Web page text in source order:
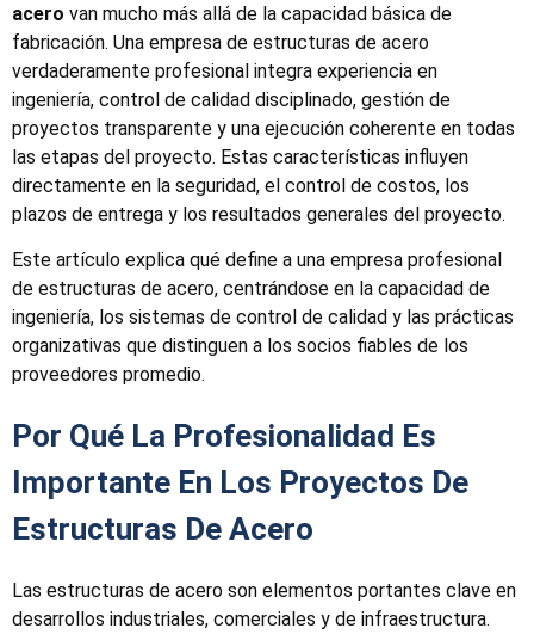
acero van mucho más allá de la capacidad básica de
fabricación. Una empresa de estructuras de acero
verdaderamente profesional integra experiencia en
ingeniería, control de calidad disciplinado, gestión de
proyectos transparente y una ejecución coherente en todas
las etapas del proyecto. Estas características influyen
directamente en la seguridad, el control de costos, los
plazos de entrega y los resultados generales del proyecto.
Este artículo explica qué define a una empresa profesional
de estructuras de acero, centrándose en la capacidad de
ingeniería, los sistemas de control de calidad y las prácticas
organizativas que distinguen a los socios fiables de los
proveedores promedio.
Por Qué La Profesionalidad Es
Importante En Los Proyectos De
Estructuras De Acero
Las estructuras de acero son elementos portantes clave en
desarrollos industriales, comerciales y de infraestructura.